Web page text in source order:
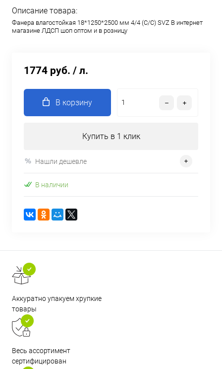
Описание товара:
Фанера влагостойкая 18*1250*2500 мм 4/4 (С/C) SVZ В интернет
магазине ЛДСП шоп оптом и в розницу
1774 руб. / л.
В корзину
Купить в 1 клик
Нашли дешевле
В наличии
Аккуратно упакуем хрупкие
товары
Весь ассортимент
сертифицирован